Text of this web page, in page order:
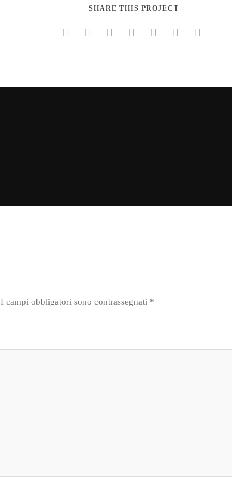
SHARE THIS PROJECT
I campi obbligatori sono contrassegnati *